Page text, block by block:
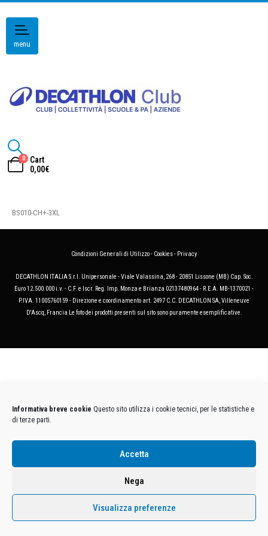
Informativa breve cookie Questo sito utilizza i cookie tecnici, per le statistiche e
di terze parti.
Accetta
Nega
Visualizza preferenze
menu
0
Cart
0,00€
BS010-CH+-3XL
Condizioni Generali di Utilizzo- Cookies- Privacy
DECATHLON ITALIA S.r.l. Unipersonale - Viale Valassina, 268 - 20851 Lissone (MB) Cap. Soc.
Euro 12.500.000 i.v. - C.F. e Iscr. Reg. Imp. Monza e Brianza 02137480964 - R.E.A. MB-1370021 -
P.IVA. 11005760159 - Direzione e coordinamento art. 2497 C.C. DECATHLON SA, Villeneuve
D'Ascq, Francia Le foto dei prodotti presenti sul sito sono puramente esemplificative.